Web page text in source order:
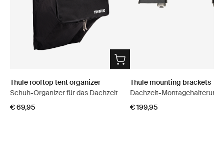
Thule rooftop tent organizer
Schuh-Organizer für das Dachzelt
€ 69,95
Thule mounting brackets
Dachzelt-
€ 199,95